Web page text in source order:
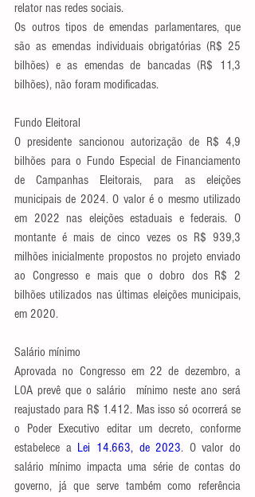
relator nas redes sociais.
Os outros tipos de emendas parlamentares, que
são as emendas individuais obrigatórias (R$ 25
bilhões) e as emendas de bancadas (R$ 11,3
bilhões), não foram modificadas.
Fundo Eleitoral
O presidente sancionou autorização de R$ 4,9
bilhões para o Fundo Especial de Financiamento
de Campanhas Eleitorais, para as eleições
municipais de 2024. O valor é o mesmo utilizado
em 2022 nas eleições estaduais e federais. O
montante é mais de cinco vezes os R$ 939,3
milhões inicialmente propostos no projeto enviado
ao Congresso e mais que o dobro dos R$ 2
bilhões utilizados nas últimas eleições municipais,
em 2020.
Salário mínimo
Aprovada no Congresso em 22 de dezembro, a
LOA prevê que o salário  mínimo neste ano será
reajustado para R$ 1.412. Mas isso só ocorrerá se
o Poder Executivo editar um decreto, conforme
estabelece a Lei 14.663, de 2023. O valor do
salário mínimo impacta uma série de contas do
governo, já que serve também como referência